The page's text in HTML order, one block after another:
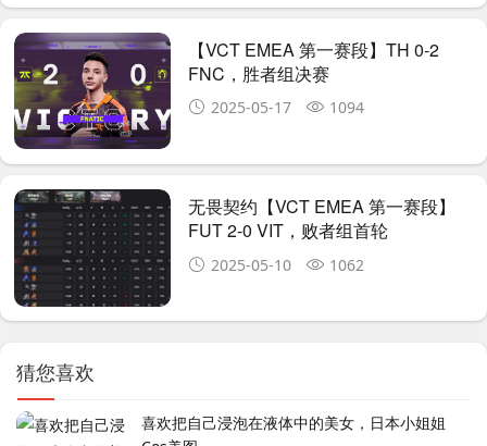
【VCT EMEA 第一赛段】TH 0-2
FNC，胜者组决赛
2025-05-17 1094
无畏契约【VCT EMEA 第一赛段】
FUT 2-0 VIT，败者组首轮
2025-05-10 1062
猜您喜欢
喜欢把自己浸泡在液体中的美女，日本小姐姐